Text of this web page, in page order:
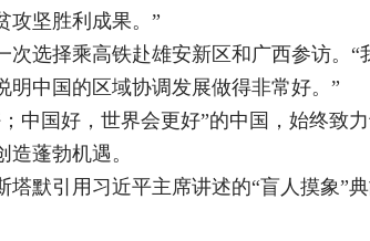
攻坚胜利成果。”
次选择乘高铁赴雄安新区和广西参访
明中国的区域协调发展做得非常好。”
中国好，世界会更好”的中国，始终致
蓬勃机遇。
塔默引用习近平主席讲述的“盲人摸象”